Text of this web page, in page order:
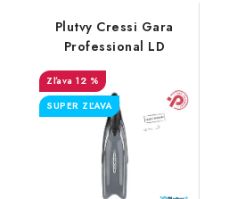
Plutvy Cressi Gara
Professional LD
12 %
SUPER ZĽAVA